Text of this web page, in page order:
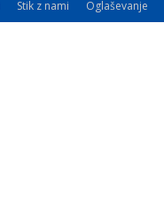
Stik z nami Oglaševanje